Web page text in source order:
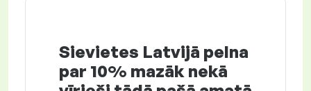
Sievietes Latvijā pelna
par 10% mazāk nekā